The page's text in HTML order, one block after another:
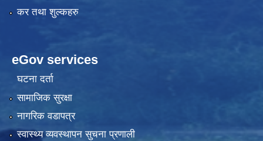
कर तथा शुल्कहरु
eGov services
घटना दर्ता
सामाजिक सुरक्षा
नागरिक वडापत्र
स्वास्थ्य व्यवस्थापन सुचना प्रणाली